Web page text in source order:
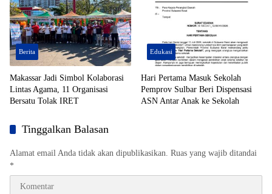
Berita
Makassar Jadi Simbol Kolaborasi
Lintas Agama, 11 Organisasi
Bersatu Tolak IRET
Edukasi
Hari Pertama Masuk Sekolah
Pemprov Sulbar Beri Dispensasi
ASN Antar Anak ke Sekolah
Tinggalkan Balasan
Alamat email Anda tidak akan dipublikasikan. Ruas yang wajib ditandai
*